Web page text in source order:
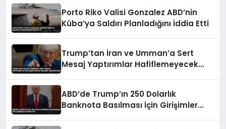
Porto Riko Valisi Gonzalez ABD’nin
Küba’ya Saldırı Planladığını İddia Etti
Trump’tan İran ve Umman’a Sert
Mesaj Yaptırımlar Hafiflemeyecek
ABD’de Trump’ın 250 Dolarlık
Banknota Basılması İçin Girişimler